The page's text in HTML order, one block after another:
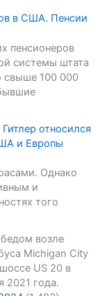
в США. Пенсии
пенсионеров
системы штата
100 000
относился
и Европы
Однако
и
того